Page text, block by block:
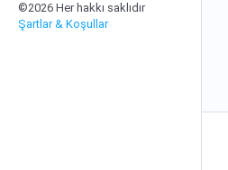
©2026 Her hakkı saklıdır
Şartlar & Koşullar